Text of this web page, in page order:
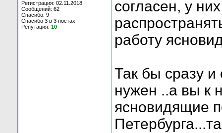
Регистрация: 02.11.2018
Сообщений: 62
Спасибо: 9
Спасибо 3 в 3 постах
Репутация: 10
согласен, у
работу
Так бы сразу и
нужен ..а вы к
ясновидящие